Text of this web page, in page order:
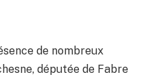
de nombreux
députée de Fabre